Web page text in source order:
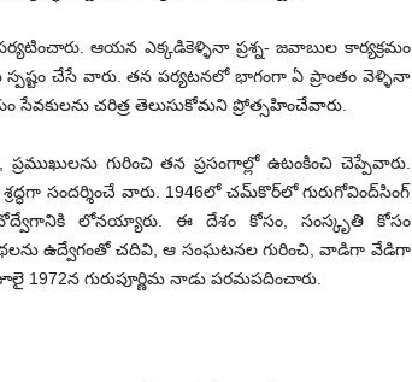
ఆయన ఎక్కడికెళ్ళినా ప్రశ్న- జవాబుల కార్యక్రమం
చేసే వారు. తన పర్యటనలో భాగంగా ఏ ప్రాంతం వెళ్ళినా
సేవకులను చరిత్ర తెలుసుకోమని ప్రోత్సహించేవారు.
గురించి తన ప్రసంగాల్లో ఉటంకించి చెప్పేవారు.
శ్రద్ధగా సందర్శించే వారు. 1946లో చమ్‌కొర్‌లో గురుగోవింద్‌సింగ్‌
భావోద్వేగానికి లోనయ్యారు. ఈ దేశం కోసం, సంస్కృతి కోసం
ఉద్వేగంతో చదివి, ఆ సంఘటనల గురించి, వాడిగా వేడిగా
1972న గురుపూర్ణిమ నాడు పరమపదించారు.